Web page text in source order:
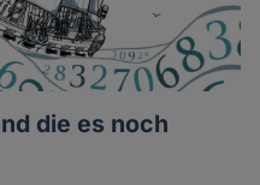
die es noch